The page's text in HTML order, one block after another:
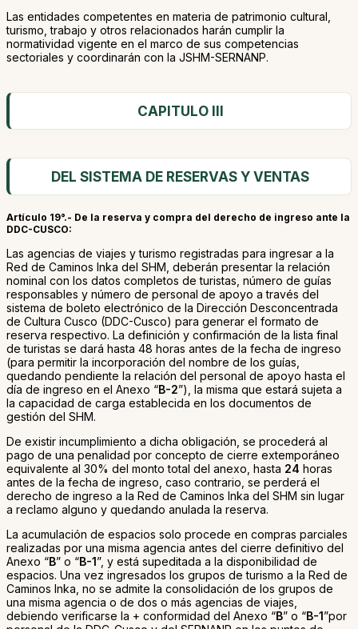
Las entidades competentes en materia de patrimonio cultural,
turismo, trabajo y otros relacionados harán cumplir la
normatividad vigente en el marco de sus competencias
sectoriales y coordinarán con la JSHM-SERNANP.
CAPITULO III
DEL SISTEMA DE RESERVAS Y VENTAS
Artículo 19°.- De la reserva y compra del derecho de ingreso ante la
DDC-CUSCO:
Las agencias de viajes y turismo registradas para ingresar a la
Red de Caminos Inka del SHM, deberán presentar la relación
nominal con los datos completos de turistas, número de guías
responsables y número de personal de apoyo a través del
sistema de boleto electrónico de la Dirección Desconcentrada
de Cultura Cusco (DDC-Cusco) para generar el formato de
reserva respectivo. La definición y confirmación de la lista final
de turistas se dará hasta 48 horas antes de la fecha de ingreso
(para permitir la incorporación del nombre de los guías,
quedando pendiente la relación del personal de apoyo hasta el
día de ingreso en el Anexo “B-2”), la misma que estará sujeta a
la capacidad de carga establecida en los documentos de
gestión del SHM.
De existir incumplimiento a dicha obligación, se procederá al
pago de una penalidad por concepto de cierre extemporáneo
equivalente al 30% del monto total del anexo, hasta 24 horas
antes de la fecha de ingreso, caso contrario, se perderá el
derecho de ingreso a la Red de Caminos Inka del SHM sin lugar
a reclamo alguno y quedando anulada la reserva.
La acumulación de espacios solo procede en compras parciales
realizadas por una misma agencia antes del cierre definitivo del
Anexo “B” o “B-1”, y está supeditada a la disponibilidad de
espacios. Una vez ingresados los grupos de turismo a la Red de
Caminos Inka, no se admite la consolidación de los grupos de
una misma agencia o de dos o más agencias de viajes,
debiendo verificarse la + conformidad del Anexo “B” o “B-1”por